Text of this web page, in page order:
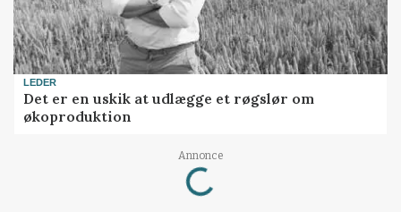
LEDER
Det er en uskik at udlægge et røgslør om
økoproduktion
Annonce
Loading...